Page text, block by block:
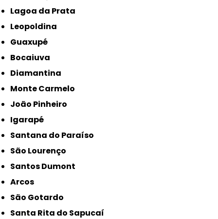
Lagoa da Prata
Leopoldina
Guaxupé
Bocaiuva
Diamantina
Monte Carmelo
João Pinheiro
Igarapé
Santana do Paraíso
São Lourenço
Santos Dumont
Arcos
São Gotardo
Santa Rita do Sapucaí